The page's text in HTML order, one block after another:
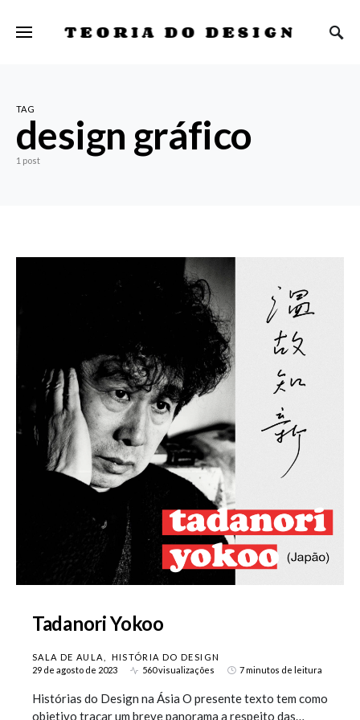
TEORIA DO DESIGN
TAG
design gráfico
1 post
Tadanori Yokoo
SALA DE AULA
HISTÓRIA DO DESIGN
29 de agosto de 2023
560 visualizações 7 minutos de leitura
Histórias do Design na Ásia O presente texto tem como
objetivo traçar um breve panorama a respeito das…